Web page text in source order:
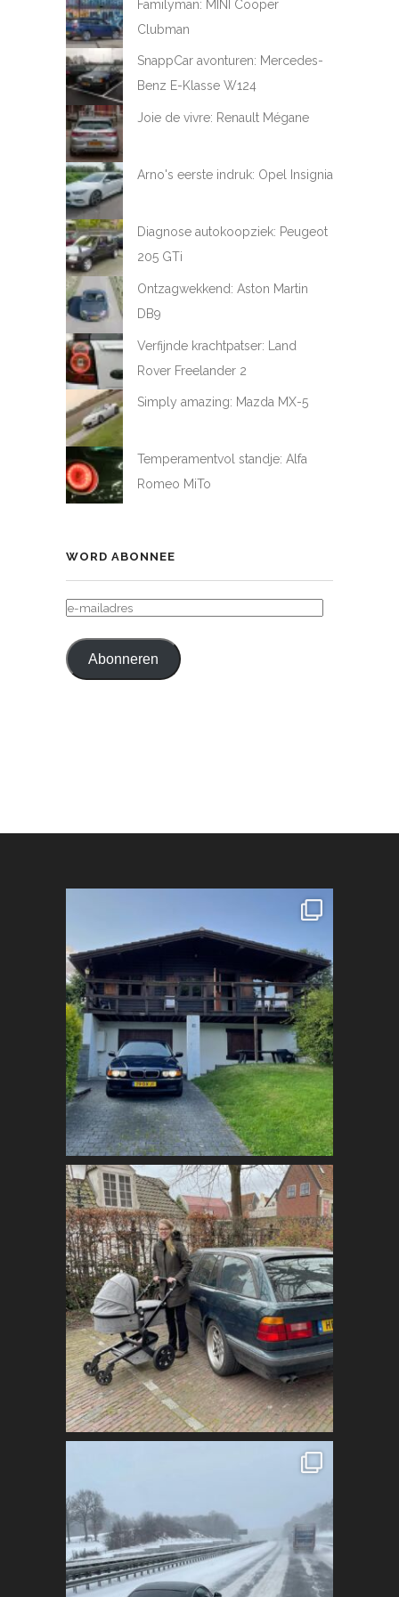
Familyman: MINI Cooper
Clubman
SnappCar avonturen: Mercedes-
Benz E-Klasse W124
Joie de vivre: Renault Mégane
Arno's eerste indruk: Opel Insignia
Diagnose autokoopziek: Peugeot
205 GTi
Ontzagwekkend: Aston Martin
DB9
Verfijnde krachtpatser: Land
Rover Freelander 2
Simply amazing: Mazda MX-5
Temperamentvol standje: Alfa
Romeo MiTo
WORD ABONNEE
E-
Abonneren